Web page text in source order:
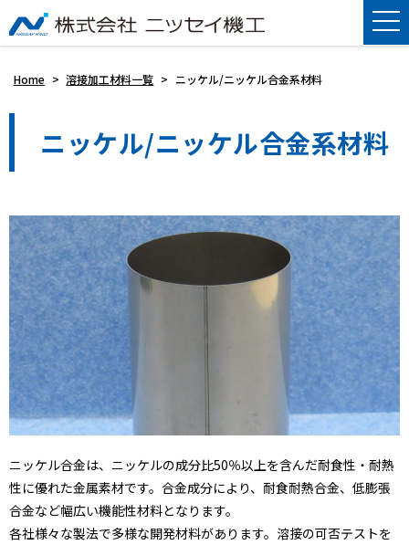
Home > 溶接加工材料一覧 > ニッケル/ニッケル合金系材料
ニッケル/ニッケル合金系材料
ニッケル合金は、ニッケルの成分比50％以上を含んだ耐食性・耐熱
性に優れた金属素材です。合金成分により、耐食耐熱合金、低膨張
合金など幅広い機能性材料となります。
各社様々な製法で多様な開発材料があります。溶接の可否テストを